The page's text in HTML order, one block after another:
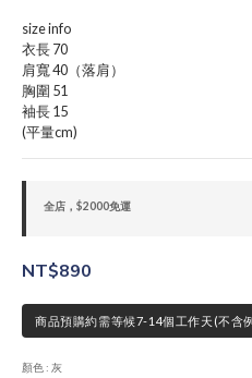
size info
衣長 70
肩寬 40（落肩）
胸圍 51
袖長 15
(平量cm)
全店，$2000免運
NT$890
商品預購約需等候7-14個工作天(不含
顏色 : 灰